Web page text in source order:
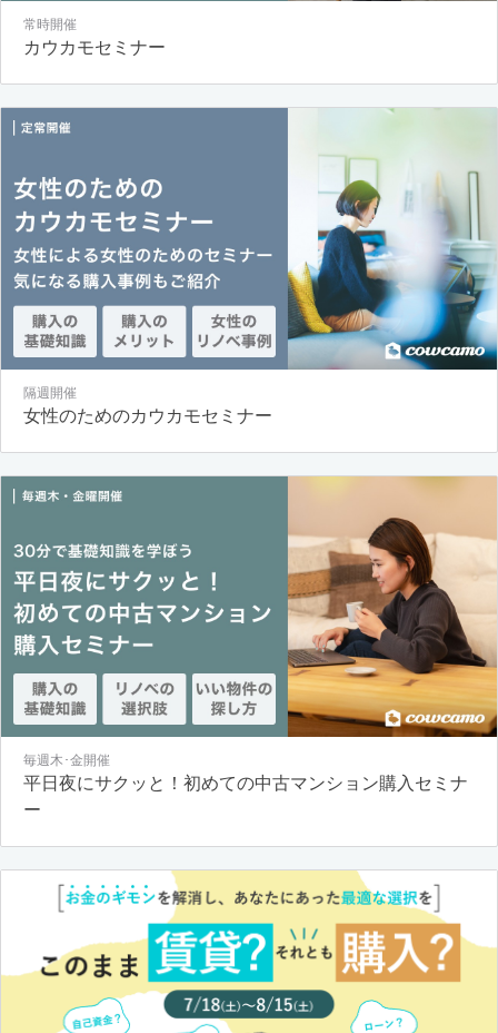
常時開催
カウカモセミナー
隔週開催
女性のためのカウカモセミナー
毎週木･金開催
平日夜にサクッと！初めての中古マンション購入セミナ
ー